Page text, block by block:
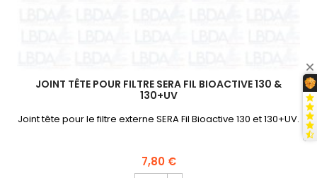
JOINT TÊTE POUR FILTRE SERA FIL BIOACTIVE 130 &
130+UV
Joint tête pour le filtre externe SERA Fil Bioactive 130 et 130+UV.
7,80 €